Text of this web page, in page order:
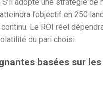
S’il adopte une stratégie de
l’objectif en 250
Le ROI réel
du pari choisi.
basées sur les